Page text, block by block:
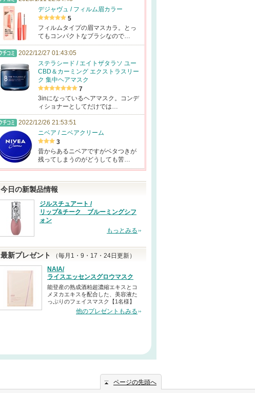
デジャヴュ / フィルム眉カラー
5
フィルムタイプの眉マスカラ。とっ
てもコンパクトなブラシなので…
2022/12/27 01:43:05
ステラシード / エイトザタラソ ユー
CBD＆カーミング エクストラスリー
ク 集中ヘアマスク
7
3inになっているヘアマスク。コンデ
ィショナーとしてだけでは…
2022/12/26 21:53:51
ニベア / ニベアクリーム
3
昔からあるニベアですがベタつきが
残ってしまうのがどうしても苦…
今日の新製品情報
ジルスチュアート /
リップ&チーク ブルーミングシフ
ォン
もっとみる
最新プレゼント
（毎月1・9・17・24日更新）
NAIA/
ライスエッセンスグロウマスク
能登産の熟成酒粕超濃縮エキスとコ
メヌカエキスを配合した、美容液た
っぷりのフェイスマスク【1名様】
他のプレゼントもみる
ページの先頭へ